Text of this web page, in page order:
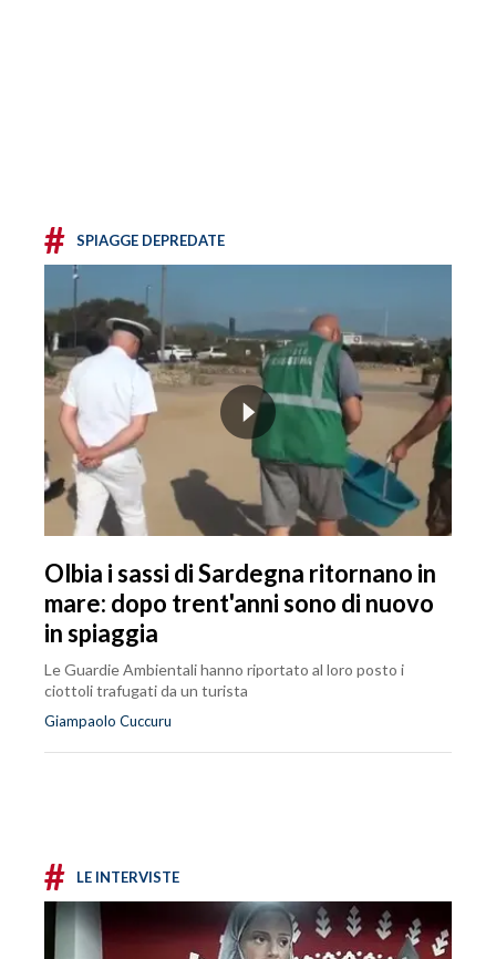
# SPIAGGE DEPREDATE
Olbia i sassi di Sardegna ritornano in
mare: dopo trent'anni sono di nuovo
in spiaggia
Le Guardie Ambientali hanno riportato al loro posto i
ciottoli trafugati da un turista
Giampaolo Cuccuru
# LE INTERVISTE